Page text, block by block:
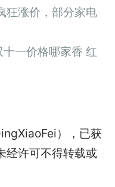
狂涨价，部分家电
十一价格哪家香 红
），已获
经许可不得转载或